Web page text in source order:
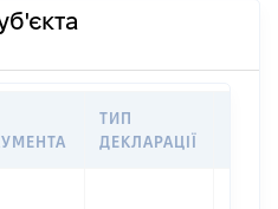
ТИП
ДЕКЛАРАЦІЇ